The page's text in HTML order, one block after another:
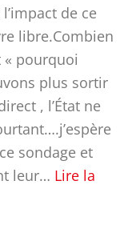
de ce
libre.Combien
pourquoi
plus sortir
, l’État ne
sondage et
leur… Lire la